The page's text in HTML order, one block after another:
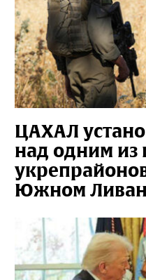
ЦАХАЛ
над одним
Южном